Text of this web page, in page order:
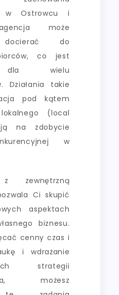
w Ostrowcu i
może
docierać do
co jest
dla wielu
Działania takie
pod kątem
(local
na zdobycie
w
z zewnętrzną
Ci skupić
aspektach
biznesu.
cenny czas i
i wdrażanie
strategii
możesz